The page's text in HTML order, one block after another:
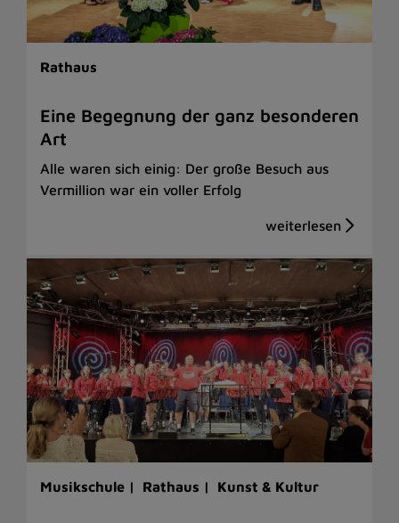
Rathaus
Eine Begegnung der ganz besonderen
Art
Alle waren sich einig: Der große Besuch aus
Vermillion war ein voller Erfolg
Musikschule | Rathaus | Kunst & Kultur